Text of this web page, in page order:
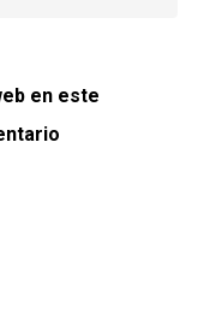
en este